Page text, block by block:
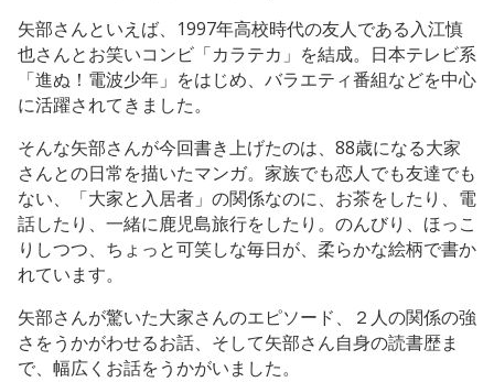
矢部さんといえば、1997年高校時代の友人である入江慎
也さんとお笑いコンビ「カラテカ」を結成。日本テレビ系
「進ぬ！電波少年」をはじめ、バラエティ番組などを中心
に活躍されてきました。
そんな矢部さんが今回書き上げたのは、88歳になる大家
さんとの日常を描いたマンガ。家族でも恋人でも友達でも
ない、「大家と入居者」の関係なのに、お茶をしたり、電
話したり、一緒に鹿児島旅行をしたり。のんびり、ほっこ
りしつつ、ちょっと可笑しな毎日が、柔らかな絵柄で書か
れています。
矢部さんが驚いた大家さんのエピソード、２人の関係の強
さをうかがわせるお話、そして矢部さん自身の読書歴ま
で、幅広くお話をうかがいました。